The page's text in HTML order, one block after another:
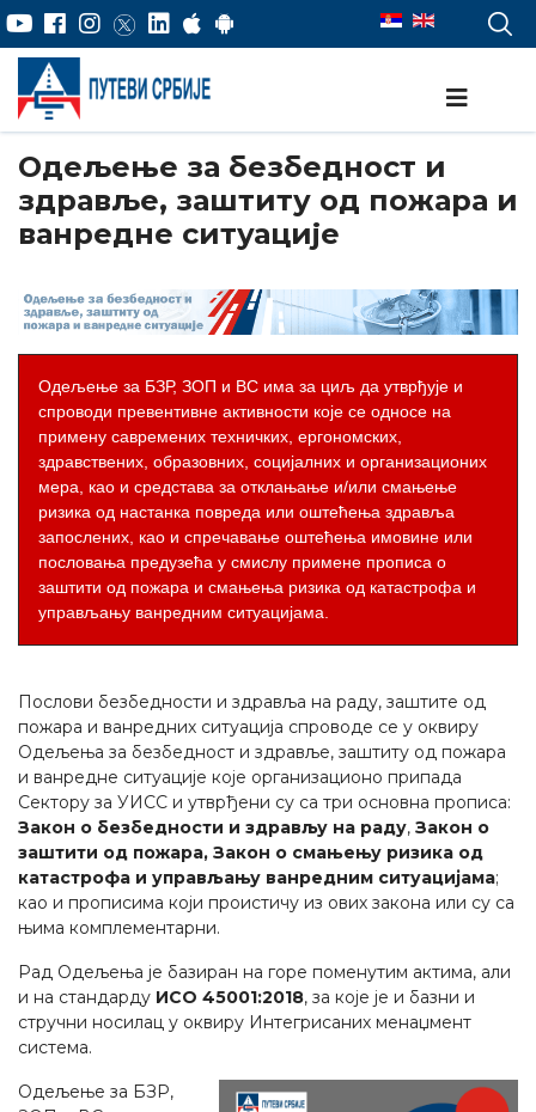
Одељењe за безбедност и
здравље, заштиту од пожара и
ванредне ситуације
Одељење за БЗР, ЗОП и ВС има за циљ да утврђује и
спроводи превентивне активности које се односе на
примену савремених техничких, ергономских,
здравствених, образовних, социјалних и организационих
мера, као и средстава за отклањање и/или смањење
ризика од настанка повреда или оштећења здравља
запослених, као и спречавање оштећења имовине или
пословања предузећа у смислу примене прописа о
заштити од пожара и смањења ризика од катастрофа и
управљању ванредним ситуацијама.
Послови безбедности и здравља на раду, заштите од
пожара и ванредних ситуација спроводе се у оквиру
Одељења за безбедност и здравље, заштиту од пожара
и ванредне ситуације које организационо припада
Сектору за УИСС и утврђени су са три основна прописа:
Закон о безбедности и здрављу на раду, Закон о
заштити од пожара, Закон о смањењу ризика од
катастрофа и управљању ванредним ситуацијама;
као и прописима који проистичу из ових закона или су са
њима комплементарни.
Рад Oдељења је базиран на горе поменутим актима, али
и на стандарду ИСО 45001:2018, за које је и базни и
стручни носилац у оквиру Интегрисаних менаџмент
система.
Одељење за БЗР,